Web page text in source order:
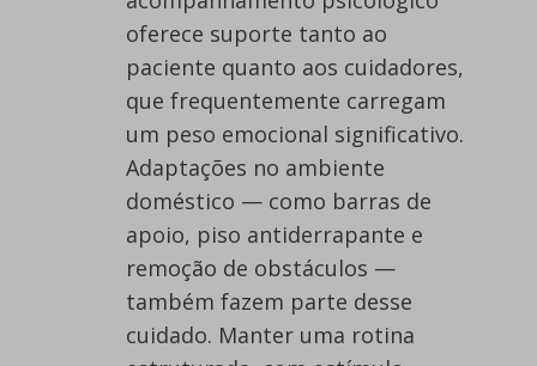
oferece suporte tanto ao
paciente quanto aos cuidadores,
que frequentemente carregam
um peso emocional significativo.
Adaptações no ambiente
doméstico — como barras de
apoio, piso antiderrapante e
remoção de obstáculos —
também fazem parte desse
cuidado. Manter uma rotina